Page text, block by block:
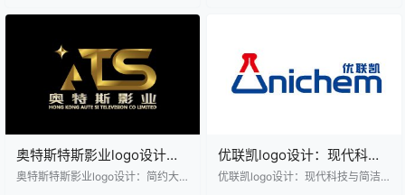
设计适用于科技、互联网、人工智
能等相关行业，传达出专业、创新
和现代的品牌形象…
同时不失专业感。
奥特斯特斯影业logo设计：
简约大气的影视行业标识
奥特斯特斯影业logo设计：简约大
优联凯logo设计：现代科技
与简洁美学的完美结合
优联凯logo设计：现代科技与简洁